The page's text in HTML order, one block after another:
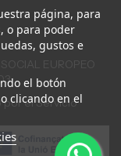
página, para
o para poder
gustos e
el botón
clicando en el
EUROPEO
por el Servicio